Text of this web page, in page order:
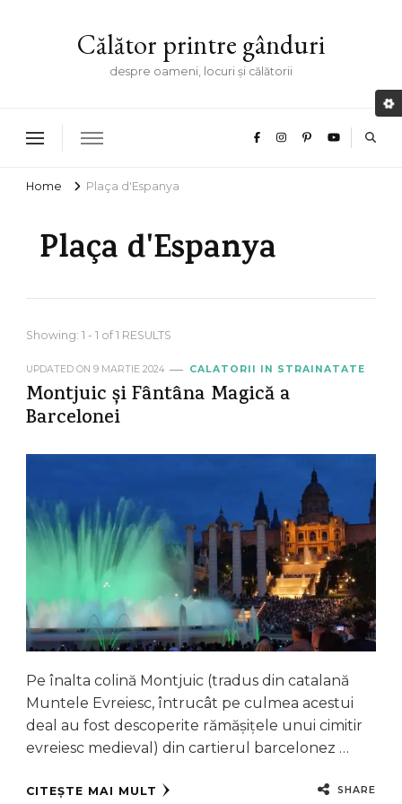
Călător printre gânduri
despre oameni, locuri și călătorii
Home Plaça d'Espanya
Plaça d'Espanya
Showing: 1 - 1 of 1 RESULTS
UPDATED ON 9 MARTIE 2024 CALATORII IN STRAINATATE
Montjuic și Fântâna Magică a
Barcelonei
Pe înalta colină Montjuic (tradus din catalană
Muntele Evreiesc, întrucât pe culmea acestui
deal au fost descoperite rămășițele unui cimitir
evreiesc medieval) din cartierul barcelonez …
CITEȘTE MAI MULT SHARE